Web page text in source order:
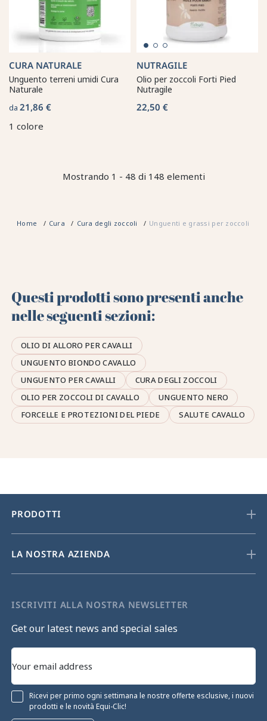
CURA NATURALE
Unguento terreni umidi Cura
Naturale
da 21,86 €
1 colore
NUTRAGILE
Olio per zoccoli Forti Pied
Nutragile
22,50 €
Mostrando 1 - 48 di 148 elementi
Home Cura Cura degli zoccoli Unguenti e grassi per zoccoli di
Questi prodotti sono presenti anche
nelle seguenti sezioni:
OLIO DI ALLORO PER CAVALLI
UNGUENTO BIONDO CAVALLO
UNGUENTO PER CAVALLI
CURA DEGLI ZOCCOLI
OLIO PER ZOCCOLI DI CAVALLO
UNGUENTO NERO
FORCELLE E PROTEZIONI DEL PIEDE
SALUTE CAVALLO
PRODOTTI
LA NOSTRA AZIENDA
ISCRIVITI ALLA NOSTRA NEWSLETTER
Get our latest news and special sales
Ricevi per primo ogni settimana le nostre offerte esclusive, i nuovi
prodotti e le novità Equi-Clic!